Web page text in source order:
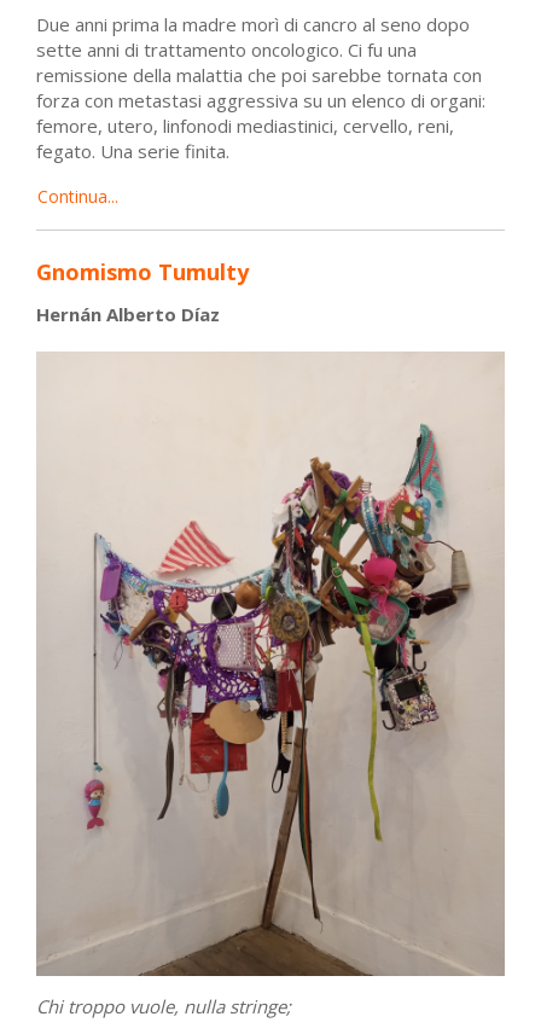
Due anni prima la madre morì di cancro al seno dopo
sette anni di trattamento oncologico. Ci fu una
remissione della malattia che poi sarebbe tornata con
forza con metastasi aggressiva su un elenco di organi:
femore, utero, linfonodi mediastinici, cervello, reni,
fegato. Una serie finita.
Continua...
Gnomismo Tumulty
Hernán Alberto Díaz
Chi troppo vuole, nulla stringe;